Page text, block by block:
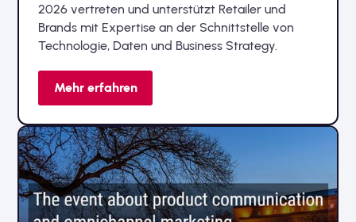
2026 vertreten und unterstützt Retailer und
Brands mit Expertise an der Schnittstelle von
Technologie, Daten und Business Strategy.
Mehr erfahren